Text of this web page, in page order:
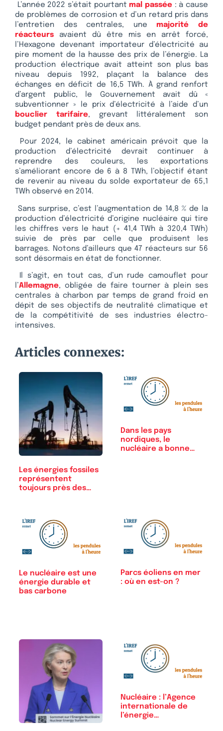
L’année 2022 s’était pourtant mal passée : à cause
de problèmes de corrosion et d’un retard pris dans
l’entretien des centrales, une majorité de
réacteurs avaient dû être mis en arrêt forcé,
l’Hexagone devenant importateur d’électricité au
pire moment de la hausse des prix de l’énergie. La
production électrique avait atteint son plus bas
niveau depuis 1992, plaçant la balance des
échanges en déficit de 16,5 TWh. À grand renfort
d’argent public, le Gouvernement avait dû «
subventionner » le prix d’électricité à l’aide d’un
bouclier tarifaire, grevant littéralement son
budget pendant près de deux ans.
Pour 2024, le cabinet américain prévoit que la
production d’électricité devrait continuer à
reprendre des couleurs, les exportations
s’améliorant encore de 6 à 8 TWh, l’objectif étant
de revenir au niveau du solde exportateur de 65,1
TWh observé en 2014.
Sans surprise, c’est l’augmentation de 14,8 % de la
production d’électricité d’origine nucléaire qui tire
les chiffres vers le haut (+ 41,4 TWh à 320,4 TWh)
suivie de près par celle que produisent les
barrages. Notons d’ailleurs que 47 réacteurs sur 56
sont désormais en état de fonctionner.
Il s’agit, en tout cas, d’un rude camouflet pour
l’Allemagne, obligée de faire tourner à plein ses
centrales à charbon par temps de grand froid en
dépit de ses objectifs de neutralité climatique et
de la compétitivité de ses industries électro-
intensives.
Articles connexes:
Les énergies fossiles
représentent
toujours près des…
Dans les pays
nordiques, le
nucléaire a bonne
Le nucléaire est une
énergie durable et
bas carbone
Parcs éoliens en mer
: où en est-on ?
Nucléaire : l’Agence
internationale de
l’énergie…